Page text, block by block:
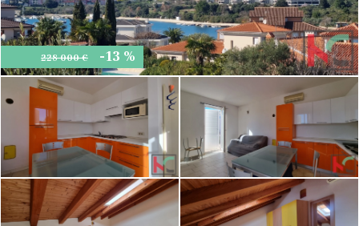
228 000 € -13 %